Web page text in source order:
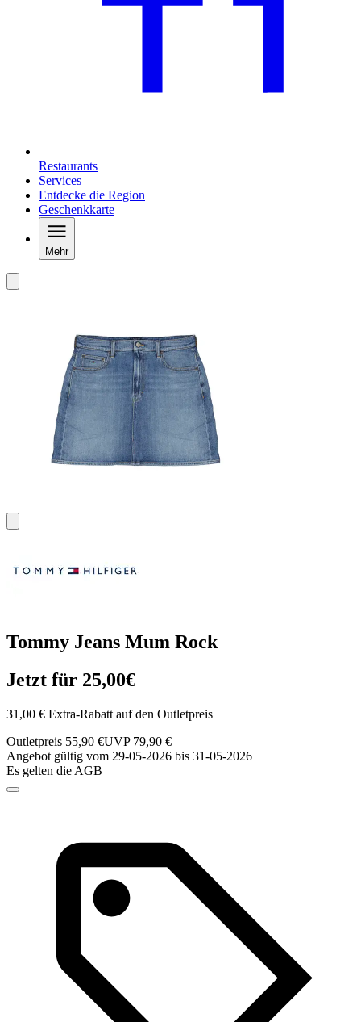
Restaurants
Services
Entdecke die Region
Geschenkkarte
Mehr
Tommy Jeans Mum Rock
Jetzt für 25,00€
31,00 € Extra-Rabatt auf den Outletpreis
Outletpreis 55,90 €UVP 79,90 €
Angebot gültig vom 29-05-2026 bis 31-05-2026
Es gelten die AGB